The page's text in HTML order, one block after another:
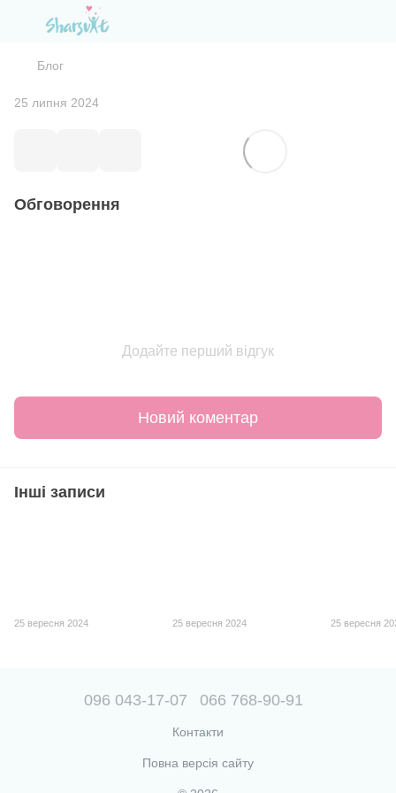
Блог
25 липня 2024
Обговорення
Додайте перший відгук
Новий коментар
Інші записи
25 вересня 2024 25 вересня 2024 25 вересня
096 043-17-07 066 768-90-91
Контакти
Повна версія сайту